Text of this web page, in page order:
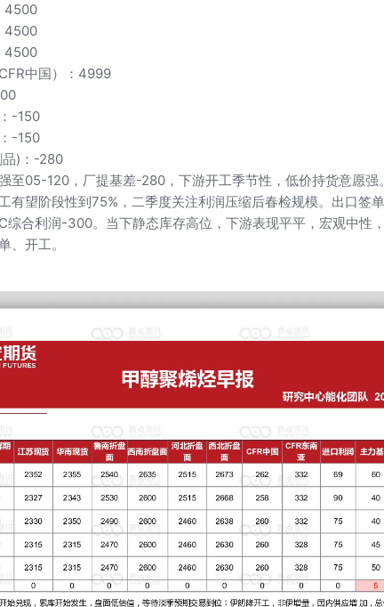
4500
4500
4500
中国）：4999
-150
-150
品)：-280
至05-120，厂提基差-280，下游开工季节性，低价持货意愿强
有望阶段性到75%，二季度关注利润压缩后春检规模。出口签
综合利润-300。当下静态库存高位，下游表现平平，宏观中性
、开工。
2343 2530 2600 2515 2668 258 332 90 40 -821 2025/05/2 1 801 2330
2315 2315 2470 2600 2460 2630 260 328 75 45 -822 2025/05/2 3 801
0 0 0 0 0 0 0 0 0 0 5 4 观点 高进口开始兑现，累库开始发生，盘面低
内供应增加，总体来说处于利空兑现期，关注累库实际情况，宏观不
低了做多配。 塑料 日期 东北亚乙 烯 华北LL 华东LL 华东LD 华东
05/1 9 780 7300 7525 9275 7780 855 917 -18 7238 50 83 5312
2025/05/2 1 780 7260 7525 9200 7780 855 917 -5 7221 30 81 5312
80 5312 2025/05/2 3 780 7150 7400 9000 7780 855 917 -84 7085 40 80
，两油库存同比中性，上游过节累库，煤化工累库，下游库存原料中
东+300，外盘欧美稳，东南亚维稳。进口利润-400附近，暂时无进一
2月检修环比减少，国内线性产量环比增加。关注美国报价情况。
山东丙烯 东北亚丙烯 华东PP 华北PP 山东粉料 华东共聚 PP美金 PP
770 7155 7240 7040 7442 870 1045 -13 7078 60 83 6325 2025/05/ 20
2025/05/ 21 6520 760 7110 7233 7060 7414 870 1090 -24 7054 50 81
80 80 6260 2025/05/ 23 6490 760 7110 7213 7030 7370 870 1090 -